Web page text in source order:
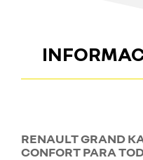
RENAULT GRAND
CONFORT PARA